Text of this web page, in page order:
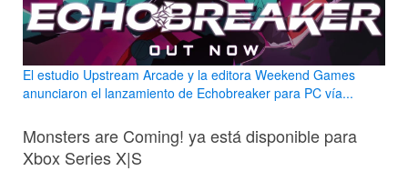
El estudio Upstream Arcade y la editora Weekend Games
anunciaron el lanzamiento de Echobreaker para PC vía...
Monsters are Coming! ya está disponible para
Xbox Series X|S